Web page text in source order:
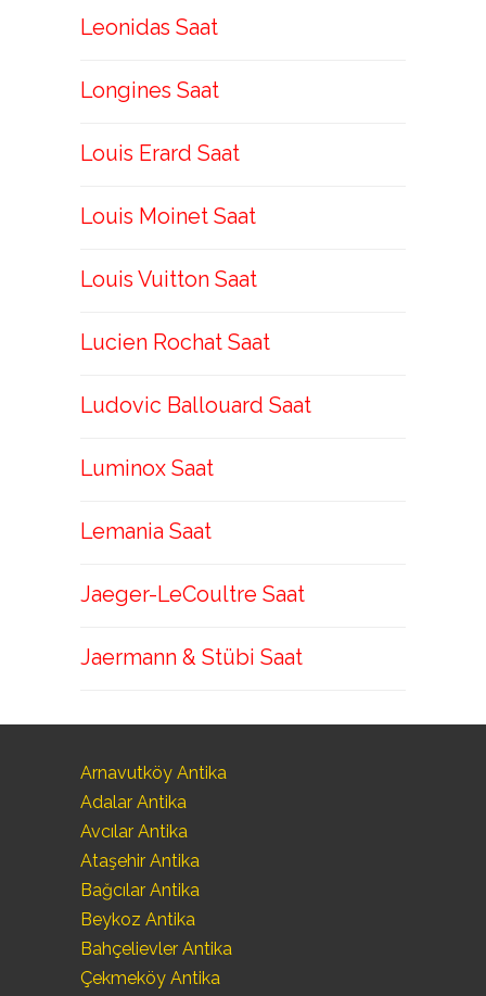
Leonidas Saat
Longines Saat
Louis Erard Saat
Louis Moinet Saat
Louis Vuitton Saat
Lucien Rochat Saat
Ludovic Ballouard Saat
Luminox Saat
Lemania Saat
Jaeger-LeCoultre Saat
Jaermann & Stübi Saat
Arnavutköy Antika
Adalar Antika
Avcılar Antika
Ataşehir Antika
Bağcılar Antika
Beykoz Antika
Bahçelievler Antika
Çekmeköy Antika